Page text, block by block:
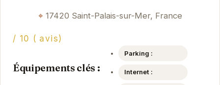
17420 Saint-Palais-sur-Mer, France
/ 10 ( avis)
Équipements clés :
Parking :
Internet :